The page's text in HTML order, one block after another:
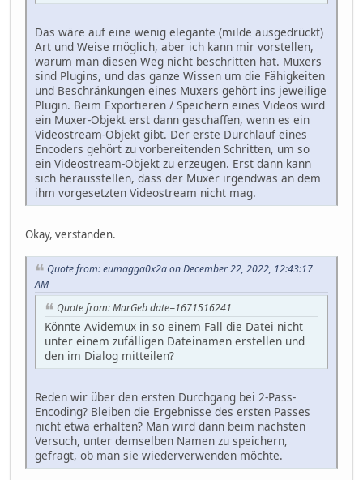
Das wäre auf eine wenig elegante (milde ausgedrückt)
Art und Weise möglich, aber ich kann mir vorstellen,
warum man diesen Weg nicht beschritten hat. Muxers
sind Plugins, und das ganze Wissen um die Fähigkeiten
und Beschränkungen eines Muxers gehört ins jeweilige
Plugin. Beim Exportieren / Speichern eines Videos wird
ein Muxer-Objekt erst dann geschaffen, wenn es ein
Videostream-Objekt gibt. Der erste Durchlauf eines
Encoders gehört zu vorbereitenden Schritten, um so
ein Videostream-Objekt zu erzeugen. Erst dann kann
sich herausstellen, dass der Muxer irgendwas an dem
ihm vorgesetzten Videostream nicht mag.
Okay, verstanden.
Quote from: eumagga0x2a on December 22, 2022, 12:43:17
AM
Quote from: MarGeb date=1671516241
Könnte Avidemux in so einem Fall die Datei nicht
unter einem zufälligen Dateinamen erstellen und
den im Dialog mitteilen?
Reden wir über den ersten Durchgang bei 2-Pass-
Encoding? Bleiben die Ergebnisse des ersten Passes
nicht etwa erhalten? Man wird dann beim nächsten
Versuch, unter demselben Namen zu speichern,
gefragt, ob man sie wiederverwenden möchte.